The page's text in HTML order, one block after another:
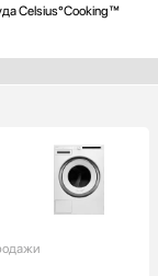
Celsius°Cooking™